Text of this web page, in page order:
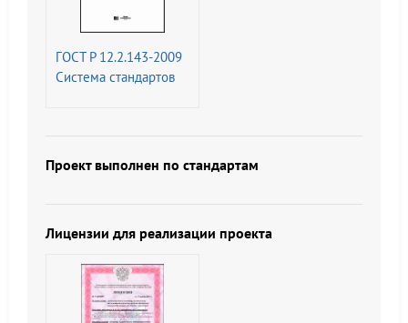
ГОСТ Р 12.2.143-2009
Система стандартов
Требования и методы
Проект выполнен по стандартам
Лицензии для реализации проекта